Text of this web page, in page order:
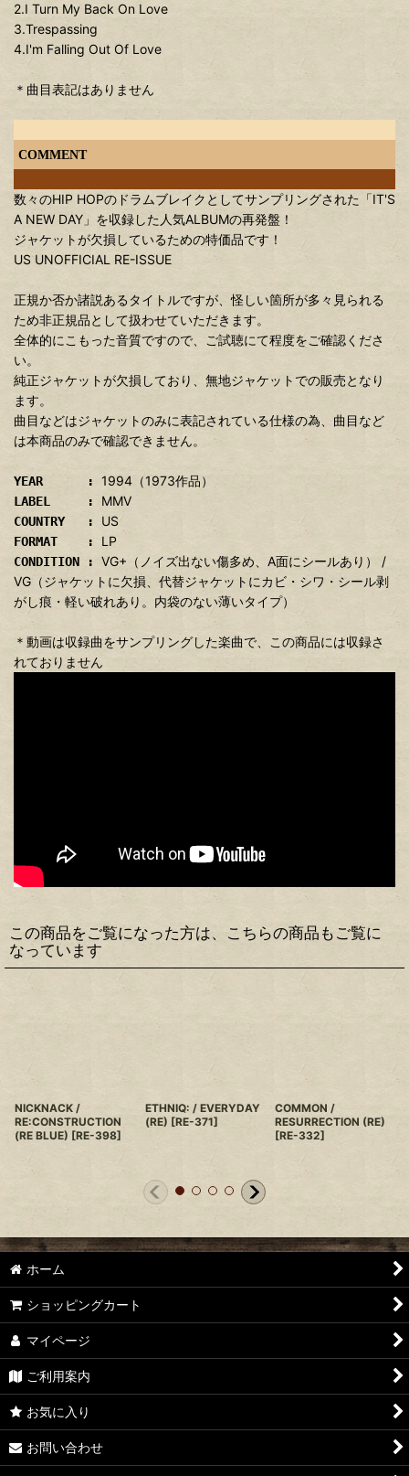
2.I Turn My Back On Love
3.Trespassing
4.I'm Falling Out Of Love
＊曲目表記はありません
COMMENT
数々のHIP HOPのドラムブレイクとしてサンプリングされた「IT'S
A NEW DAY」を収録した人気ALBUMの再発盤！
ジャケットが欠損しているための特価品です！
US UNOFFICIAL RE-ISSUE
正規か否か諸説あるタイトルですが、怪しい箇所が多々見られる
ため非正規品として扱わせていただきます。
全体的にこもった音質ですので、ご試聴にて程度をご確認くださ
い。
純正ジャケットが欠損しており、無地ジャケットでの販売となり
ます。
曲目などはジャケットのみに表記されている仕様の為、曲目など
は本商品のみで確認できません。
YEAR : 1994（1973作品）
LABEL : MMV
COUNTRY : US
FORMAT : LP
CONDITION : VG+（ノイズ出ない傷多め、A面にシールあり） /
VG（ジャケットに欠損、代替ジャケットにカビ・シワ・シール剥
がし痕・軽い破れあり。内袋のない薄いタイプ）
＊動画は収録曲をサンプリングした楽曲で、この商品には収録さ
れておりません
この商品をご覧になった方は、こちらの商品もご覧に
なっています
NICKNACK /
RE:CONSTRUCTION
(RE BLUE) [RE-398]
ETHNIQ: / EVERYDAY
(RE) [RE-371]
COMMON /
RESURRECTION (RE)
[RE-332]
ホーム
ショッピングカート
マイページ
ご利用案内
お気に入り
お問い合わせ